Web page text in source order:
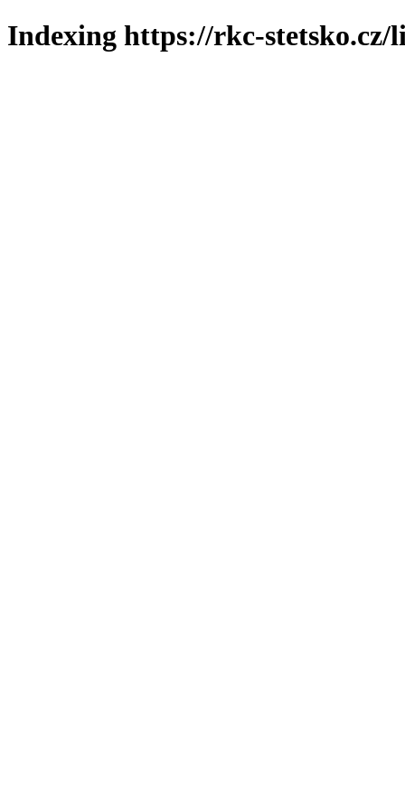
Indexing https://rkc-stetsko.cz/